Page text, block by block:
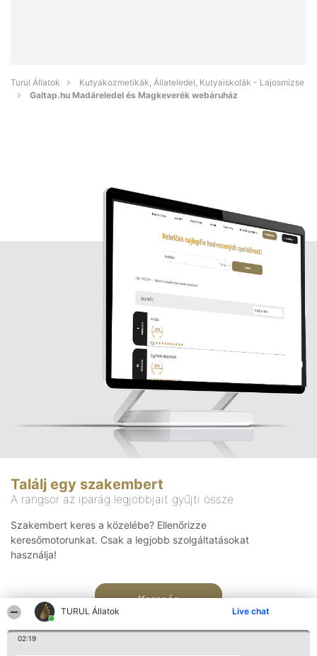
TURUL Állatok Live chat
02:19
Turul Állatok
Kutyakozmetikák, Állateledel, Kutyaiskolák - Lajosmizse
Galtap.hu Madáreledel és Magkeverék webáruház
Találj egy szakembert
A rangsor az iparág legjobbjait gyűjti össze
Szakembert keres a közelébe? Ellenőrizze
keresőmotorunkat. Csak a legjobb szolgáltatásokat
használja!
Keresés